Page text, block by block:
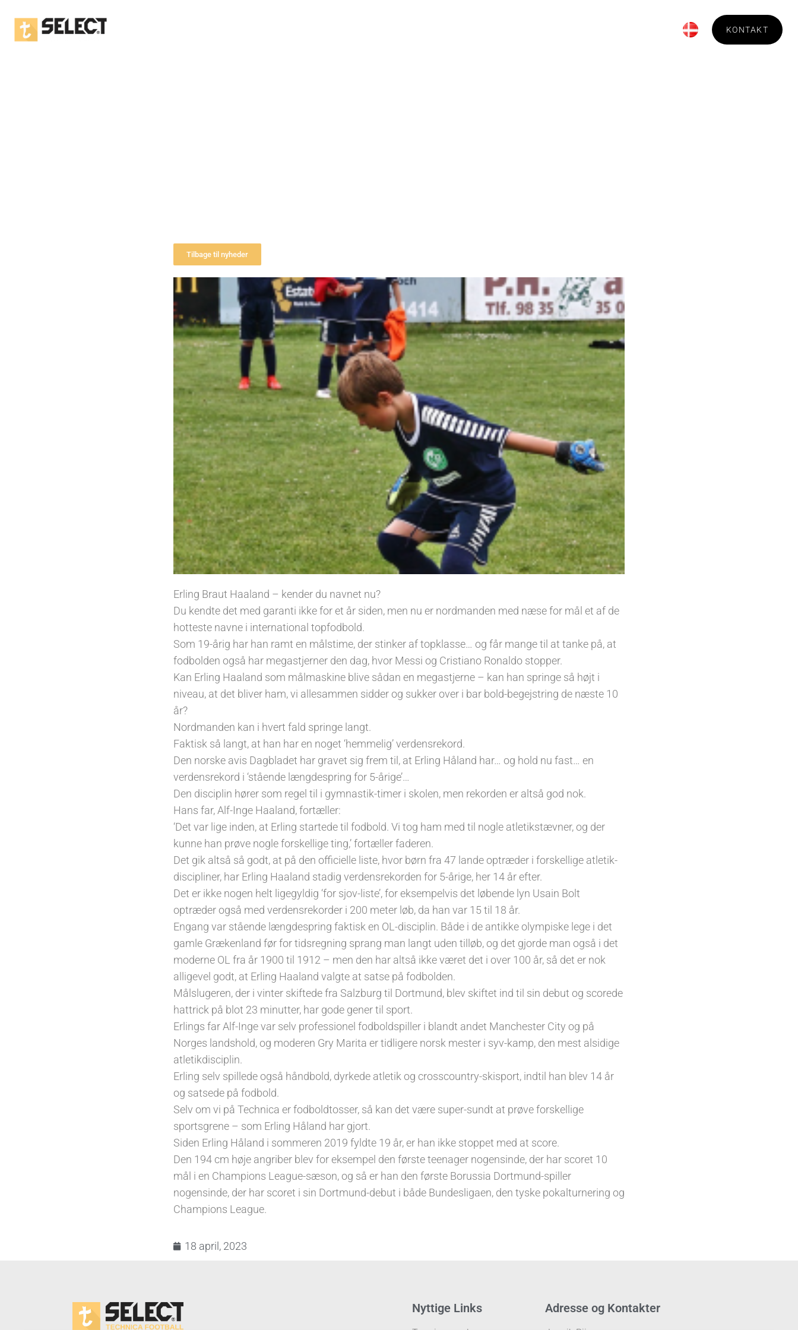
KONTAKT
Tilbage til nyheder
Erling Braut Haaland – kender du navnet nu?
Du kendte det med garanti ikke for et år siden, men nu er nordmanden med næse for mål et af de
hotteste navne i international topfodbold.
Som 19-årig har han ramt en målstime, der stinker af topklasse… og får mange til at tanke på, at
fodbolden også har megastjerner den dag, hvor Messi og Cristiano Ronaldo stopper.
Kan Erling Haaland som målmaskine blive sådan en megastjerne – kan han springe så højt i
niveau, at det bliver ham, vi allesammen sidder og sukker over i bar bold-begejstring de næste 10
år?
Nordmanden kan i hvert fald springe langt.
Faktisk så langt, at han har en noget ‘hemmelig’ verdensrekord.
Den norske avis Dagbladet har gravet sig frem til, at Erling Håland har… og hold nu fast… en
verdensrekord i ‘stående længdespring for 5-årige’…
Den disciplin hører som regel til i gymnastik-timer i skolen, men rekorden er altså god nok.
Hans far, Alf-Inge Haaland, fortæller:
‘Det var lige inden, at Erling startede til fodbold. Vi tog ham med til nogle atletikstævner, og der
kunne han prøve nogle forskellige ting,’ fortæller faderen.
Det gik altså så godt, at på den officielle liste, hvor børn fra 47 lande optræder i forskellige atletik-
discipliner, har Erling Haaland stadig verdensrekorden for 5-årige, her 14 år efter.
Det er ikke nogen helt ligegyldig ‘for sjov-liste’, for eksempelvis det løbende lyn Usain Bolt
optræder også med verdensrekorder i 200 meter løb, da han var 15 til 18 år.
Engang var stående længdespring faktisk en OL-disciplin. Både i de antikke olympiske lege i det
gamle Grækenland før for tidsregning sprang man langt uden tilløb, og det gjorde man også i det
moderne OL fra år 1900 til 1912 – men den har altså ikke været det i over 100 år, så det er nok
alligevel godt, at Erling Haaland valgte at satse på fodbolden.
Målslugeren, der i vinter skiftede fra Salzburg til Dortmund, blev skiftet ind til sin debut og scorede
hattrick på blot 23 minutter, har gode gener til sport.
Erlings far Alf-Inge var selv professionel fodboldspiller i blandt andet Manchester City og på
Norges landshold, og moderen Gry Marita er tidligere norsk mester i syv-kamp, den mest alsidige
atletikdisciplin.
Erling selv spillede også håndbold, dyrkede atletik og crosscountry-skisport, indtil han blev 14 år
og satsede på fodbold.
Selv om vi på Technica er fodboldtosser, så kan det være super-sundt at prøve forskellige
sportsgrene – som Erling Håland har gjort.
Siden Erling Håland i sommeren 2019 fyldte 19 år, er han ikke stoppet med at score.
Den 194 cm høje angriber blev for eksempel den første teenager nogensinde, der har scoret 10
mål i en Champions League-sæson, og så er han den første Borussia Dortmund-spiller
nogensinde, der har scoret i sin Dortmund-debut i både Bundesligaen, den tyske pokalturnering og
Champions League.
18 april, 2023
Nyttige Links Adresse og Kontakter